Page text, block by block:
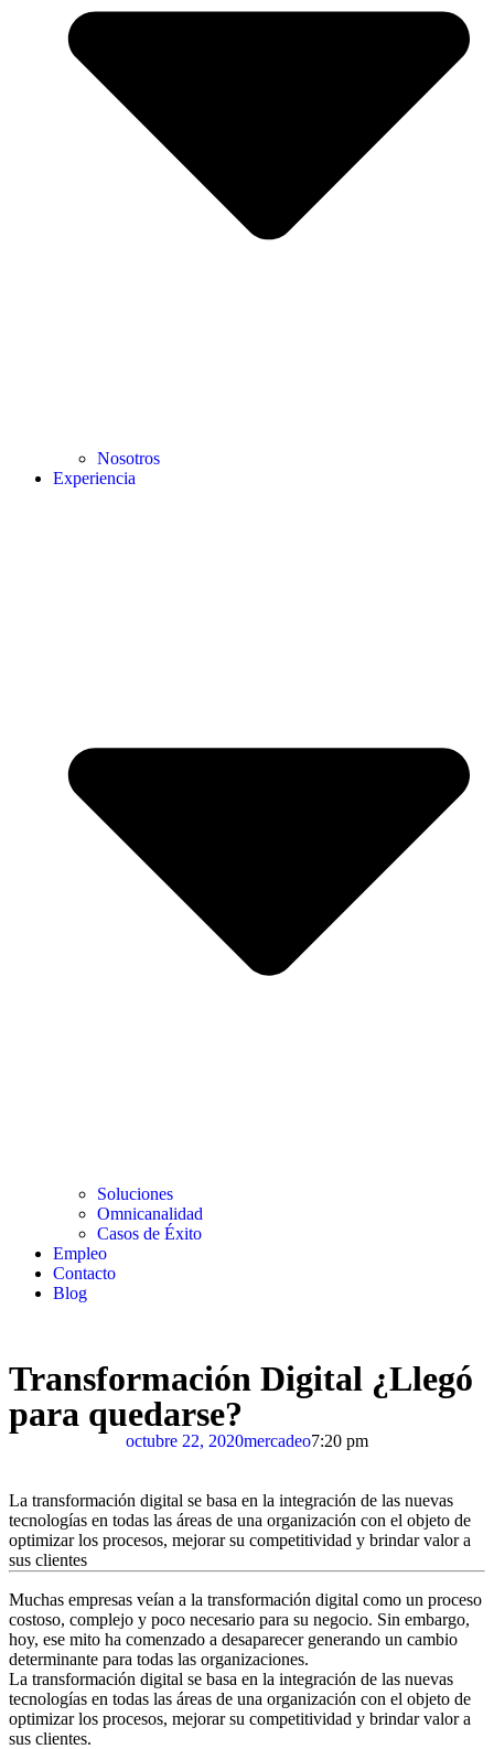
Nosotros
Experiencia
Soluciones
Omnicanalidad
Casos de Éxito
Empleo
Contacto
Blog
Transformación Digital ¿Llegó
para quedarse?
octubre 22, 2020mercadeo7:20 pm
La transformación digital se basa en la integración de las nuevas
tecnologías en todas las áreas de una organización con el objeto de
optimizar los procesos, mejorar su competitividad y brindar valor a
sus clientes⁣
Muchas empresas veían a la transformación digital como un proceso
costoso, complejo y poco necesario para su negocio. Sin embargo,
hoy, ese mito ha comenzado a desaparecer generando un cambio
determinante para todas las organizaciones.⁣
La transformación digital se basa en la integración de las nuevas
tecnologías en todas las áreas de una organización con el objeto de
optimizar los procesos, mejorar su competitividad y brindar valor a
sus clientes⁣.